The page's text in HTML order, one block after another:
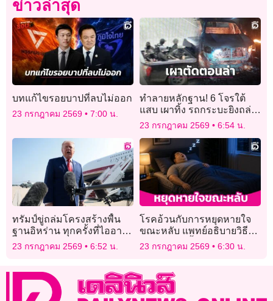
ข่าวล่าสุด
บทแก้ไขรอยบาปที่ลบไม่ออก
23 กรกฎาคม 2569 7:00 น.
ทำลายหลักฐาน! 6 โจรใต้
แสบ เผาทิ้ง รถกระบะยิงถล่ม
จุดตรวจ พลีชีพ 5 นาย
23 กรกฎาคม 2569 6:54 น.
ทรัมป์ขู่ถล่มโครงสร้างพื้น
ฐานอิหร่าน ทุกครั้งที่ไออาร์จี
ซียิงเรือในฮอร์มุซ
23 กรกฎาคม 2569 6:52 น.
โรคอ้วนกับการหยุดหายใจ
ขณะหลับ แพทย์อธิบายวิธีที่
23 กรกฎาคม 2569 6:30 น.